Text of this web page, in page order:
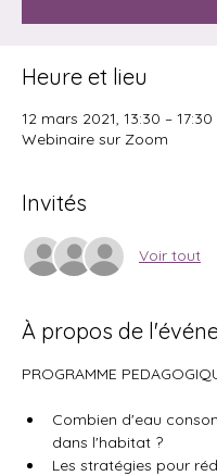
Heure et lieu
12 mars 2021, 13:30 – 17:30
Webinaire sur Zoom
Invités
Voir tout
À propos de
PROGRAMME
Combien d'eau
dans l'habitat ?
Les stratégies pour